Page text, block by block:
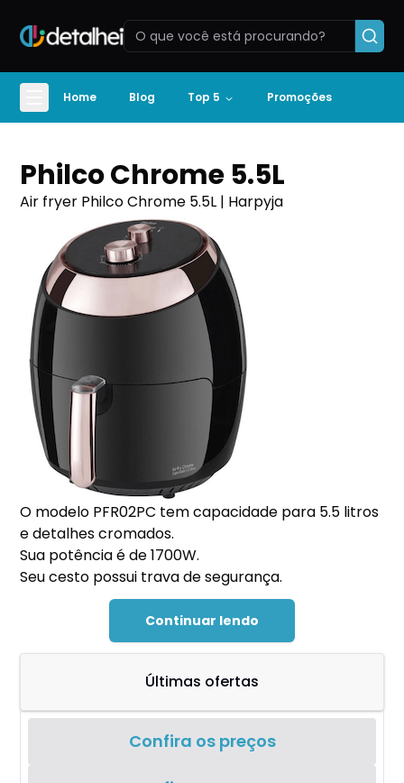
Home Blog Top 5 Promoções
Philco Chrome 5.5L
Air fryer Philco Chrome 5.5L | Harpyja
O modelo PFR02PC tem capacidade para 5.5 litros
e detalhes cromados.
Sua potência é de 1700W.
Seu cesto possui trava de segurança.
Continuar lendo
Últimas ofertas
Confira os preços